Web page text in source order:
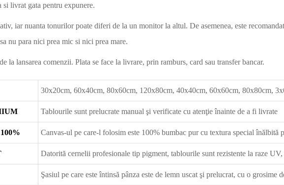
livrat gata pentru expunere.
iar nuanta tonurilor poate diferi de la un monitor la altul. De asemenea, este
nu para nici prea mic si nici prea mare.
la lansarea comenzii. Plata se face la livrare, prin ramburs, card sau transfer bancar.
30x20cm, 60x40cm, 80x60cm, 120x80cm, 40x40cm, 60x60cm, 80x80cm,
Tablourile sunt prelucrate manual şi verificate cu atenţie înainte de a fi livrate
Canvas-ul pe care-l folosim este 100% bumbac pur cu textura special înălbită
Datorită cernelii profesionale tip pigment, tablourile sunt rezistente la raze
Şasiul pe care este întinsă pânza este de lemn uscat şi prelucrat, cu o grosime